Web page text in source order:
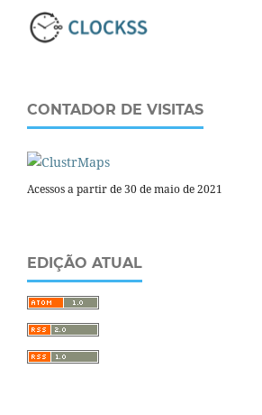
CONTADOR DE VISITAS
Acessos a partir de 30 de maio de 2021
EDIÇÃO ATUAL